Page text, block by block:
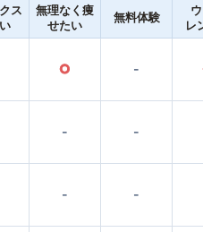
ス
無理なく痩
せたい
無料体験
レ
○ -
- -
- -